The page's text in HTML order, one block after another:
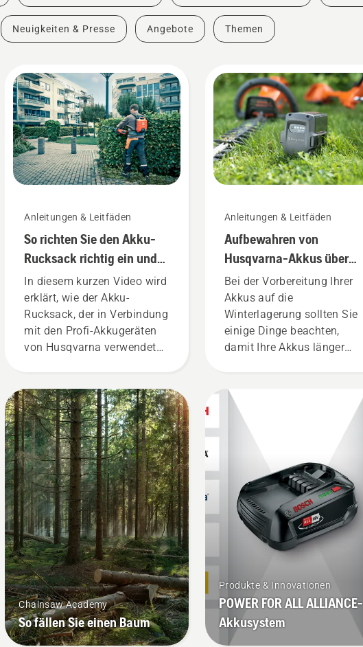
Neuigkeiten & Presse Angebote Themen
Anleitungen & Leitfäden
So richten Sie den Akku-
Rucksack richtig ein und
passen ihn an
In diesem kurzen Video wird
erklärt, wie der Akku-
Rucksack, der in Verbindung
mit den Profi-Akkugeräten
von Husqvarna verwendet
sitzender Akku-Rucksack
sorgt für einen bequemeren
Sitz und beugt Müdigkeit
vor, sodass Sie länger und
ohne Pausen arbeiten
können.
Chainsaw Academy
So fällen Sie einen Baum
Anleitungen & Leitfäden
Aufbewahren von
Husqvarna-Akkus über
den Winter
Bei der Vorbereitung Ihrer
Akkus auf die
Winterlagerung sollten Sie
einige Dinge beachten,
damit Ihre Akkus länger
Produkte & Innovationen
POWER FOR ALL ALLIANCE-
Akkusystem